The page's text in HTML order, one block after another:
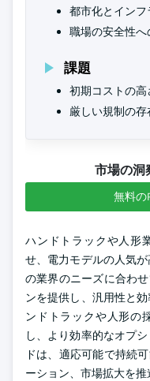
都市化とイン
職場の安全性へ
課題
初期コストの高
厳しい規制の存
市場の洞
無料の
ハンドトラックや人形
せ、電力モデルの人気
の業界のニーズに合わ
ンを提供し、汎用性と
ンドトラックや人形の
し、より効率的なオプ
ドは、適応可能で持続
ーション、市場拡大を推